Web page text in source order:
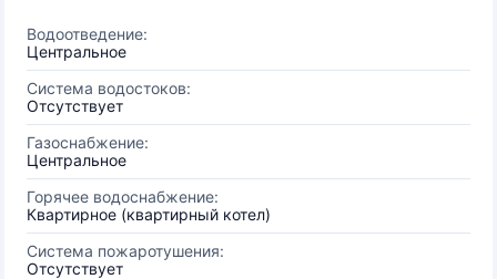
Водоотведение:
Центральное
Система водостоков:
Отсутствует
Газоснабжение:
Центральное
Горячее водоснабжение:
Квартирное (квартирный котел)
Система пожаротушения:
Отсутствует